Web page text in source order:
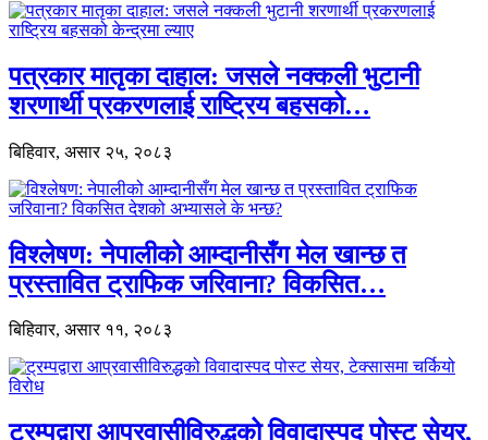
पत्रकार मातृका दाहाल: जसले नक्कली भुटानी
शरणार्थी प्रकरणलाई राष्ट्रिय बहसको…
बिहिवार, असार २५, २०८३
विश्लेषण: नेपालीको आम्दानीसँग मेल खान्छ त
प्रस्तावित ट्राफिक जरिवाना? विकसित…
बिहिवार, असार ११, २०८३
ट्रम्पद्वारा आप्रवासीविरुद्धको विवादास्पद पोस्ट सेयर,